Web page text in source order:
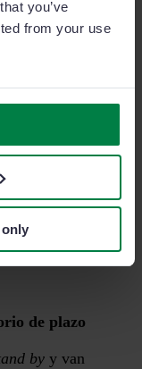
you’ve
from your use
only
respuesta en
de que
¿Tienes
para
de plazo
by y van